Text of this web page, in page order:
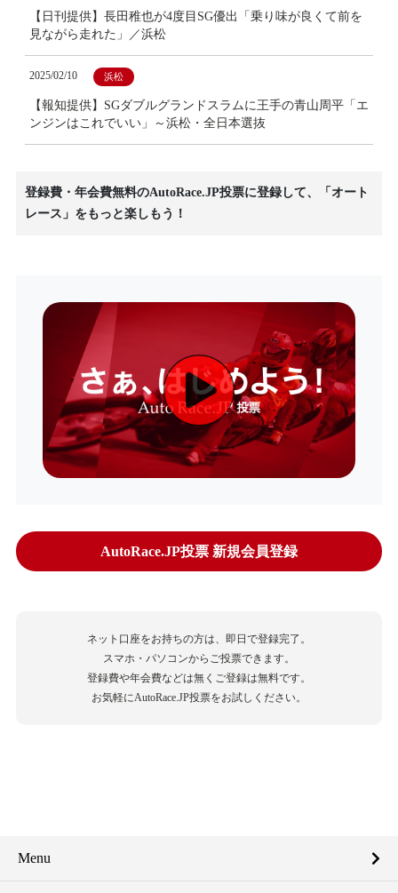
【日刊提供】長田稚也が4度目SG優出「乗り味が良くて前を
見ながら走れた」／浜松
2025/02/10 浜松
【報知提供】SGダブルグランドスラムに王手の青山周平「エ
ンジンはこれでいい」～浜松・全日本選抜
登録費・年会費無料のAutoRace.JP投票に登録して、「オート
レース」をもっと楽しもう！
AutoRace.JP投票 新規会員登録
ネット口座をお持ちの方は、即日で登録完了。
スマホ・パソコンからご投票できます。
登録費や年会費などは無くご登録は無料です。
お気軽にAutoRace.JP投票をお試しください。
Menu